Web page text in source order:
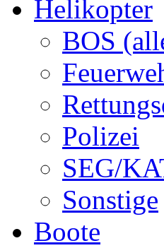
Helikopter
BOS
Polizei
SEG/
Sonstige
Boote